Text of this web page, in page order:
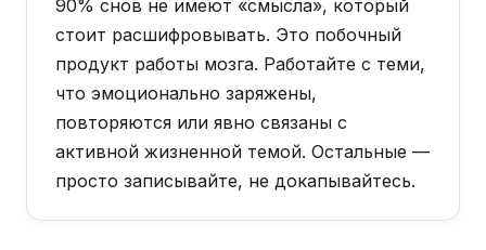
90% снов не имеют «смысла», который
стоит расшифровывать. Это побочный
продукт работы мозга. Работайте с теми,
что эмоционально заряжены,
повторяются или явно связаны с
активной жизненной темой. Остальные —
просто записывайте, не докапывайтесь.